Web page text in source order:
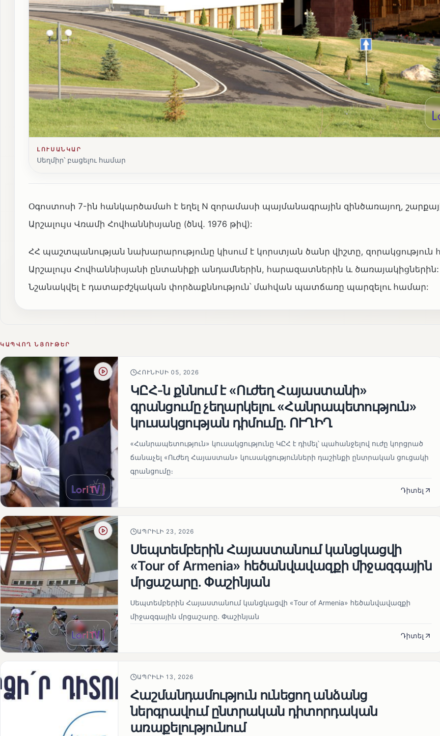
ԼՈՒՍԱՆԿԱՐ
Սեղմիր՝ բացելու համար
Օգոստոսի 7-ին հանկարծամահ է եղել N զորամասի պայմանագրային զինծառայող,
Արշալույս Վռամի Հովհաննիսյանը (ծնվ. 1976 թիվ):
ՀՀ պաշտպանության նախարարությունը կիսում է կորստյան ծանր վիշտը, զորակցություն
Արշալույս Հովհաննիսյանի ընտանիքի անդամներին, հարազատներին և ծառայակիցներին:
Նշանակվել է դատաբժշկական փորձաքննություն՝ մահվան պատճառը պարզելու համար:
ԿԱՊՎՈՂ ՆՅՈՒԹԵՐ
ՀՈՒՆԻՍԻ 05, 2026
ԿԸՀ-ն քննում է «Ուժեղ Հայաստանի»
գրանցումը չեղարկելու «Հանրապետություն»
կուսակցության դիմումը. ՈՒՂԻՂ
«Հանրապետություն» կուսակցությունը ԿԸՀ է դիմել՝ պահանջելով ուժը կորցրած
ճանաչել «Ուժեղ Հայաստան» կուսակցությունների դաշինքի ընտրական ցուցակի
գրանցումը։
Դիտել
ԱՊՐԻԼԻ 23, 2026
Սեպտեմբերին Հայաստանում կանցկացվի
«Tour of Armenia» հեծանվավազքի միջազգային
մրցաշարը. Փաշինյան
Սեպտեմբերին Հայաստանում կանցկացվի «Tour of Armenia» հեծանվավազքի
միջազգային մրցաշարը. Փաշինյան
Դիտել
ԱՊՐԻԼԻ 13, 2026
Հաշմանդամություն ունեցող անձանց
ներգրավում ընտրական դիտորդական
առաքելությունում